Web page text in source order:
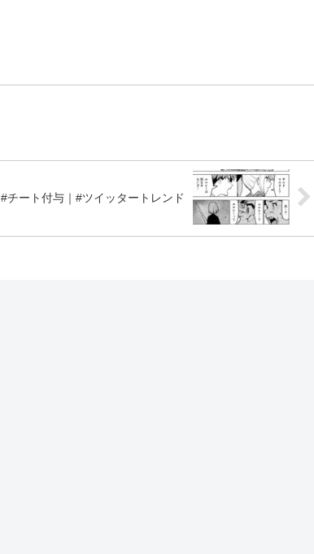
#チート付与｜#ツイッタートレンド